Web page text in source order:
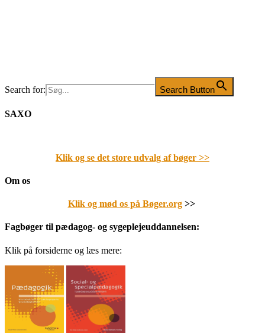
Search for: Search Button
SAXO
Klik og se det store udvalg af bøger >>
Om os
Klik og mød os på Bøger.org>>
Fagbøger til pædagog- og sygeplejeuddannelsen:
Klik på forsiderne og læs mere: